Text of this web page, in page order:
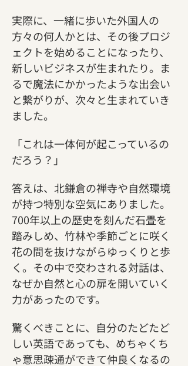
実際に、一緒に歩いた外国人の
方々の何人かとは、その後プロジ
ェクトを始めることになったり、
新しいビジネスが生まれたり。ま
るで魔法にかかったような出会い
と繋がりが、次々と生まれていき
ました。
「これは一体何が起こっているの
だろう？」
答えは、北鎌倉の禅寺や自然環境
が持つ特別な空気にありました。
700年以上の歴史を刻んだ石畳を
踏みしめ、竹林や季節ごとに咲く
花の間を抜けながらゆっくりと歩
く。その中で交わされる対話は、
なぜか自然と心の扉を開いていく
力があったのです。
驚くべきことに、自分のたどたど
しい英語であっても、めちゃくち
ゃ意思疎通ができて仲良くなるの